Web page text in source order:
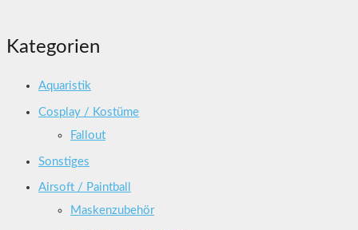
Kategorien
Aquaristik
Cosplay / Kostüme
Fallout
Sonstiges
Airsoft / Paintball
Maskenzubehör